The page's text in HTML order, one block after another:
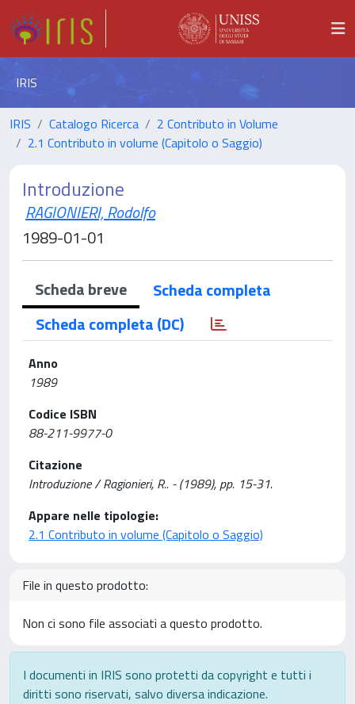
IRIS
IRIS Catalogo Ricerca
2 Contributo in Volume
2.1 Contributo in volume (Capitolo o Saggio)
Introduzione
RAGIONIERI, Rodolfo
1989-01-01
Scheda breve
Scheda completa
Scheda completa (DC)
Anno
1989
Codice ISBN
88-211-9977-0
Citazione
Introduzione / Ragionieri, R.. - (1989), pp. 15-31.
Appare nelle tipologie:
2.1 Contributo in volume (Capitolo o Saggio)
File in questo prodotto:
Non ci sono file associati a questo prodotto.
I documenti in IRIS sono protetti da copyright e tutti i
diritti sono riservati, salvo diversa indicazione.